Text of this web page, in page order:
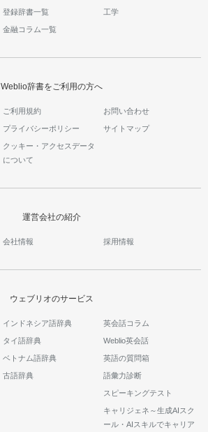
登録辞書一覧 工学
金融コラム一覧
Weblio辞書をご利用の方へ
ご利用規約 お問い合わせ
プライバシーポリシー サイトマップ
クッキー・アクセスデータ
について
運営会社の紹介
会社情報 採用情報
ウェブリオのサービス
インドネシア語辞典
タイ語辞典
ベトナム語辞典
古語辞典
英会話コラム
Weblio英会話
英語の質問箱
語彙力診断
スピーキングテスト
キャリジェネ～生成AIスク
ール・AIスキルでキャリア